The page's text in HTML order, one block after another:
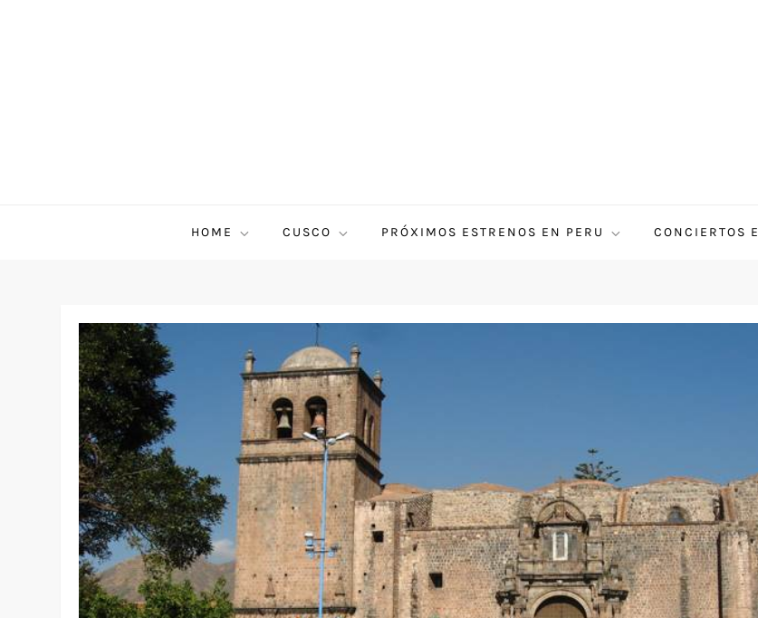
HOME CUSCO PRÓXIMOS ESTRENOS EN PERU CONCIERTOS